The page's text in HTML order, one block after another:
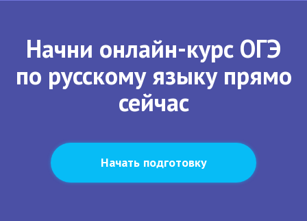
Начни онлайн-курс ОГЭ
по русскому языку прямо
сейчас
Начать подготовку